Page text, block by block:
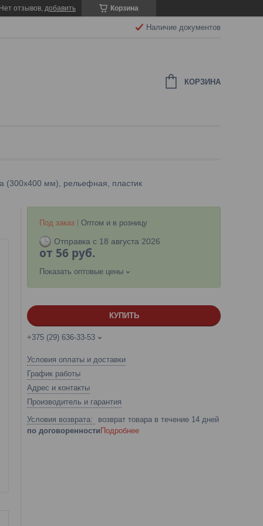
Корзина
отзывов, добавить
Наличие документов
КОРЗИНА
(300x400 мм), рельефная, пластик
Под заказ Оптом и в розницу
Отправка с 18 августа 2026
от 56 руб.
Показать оптовые цены
КУПИТЬ
+375 (29) 636-33-53
Условия оплаты и доставки
График работы
Адрес и контакты
Производитель и гарантия
возврат товара в течение 14 дней
по договоренности Подробнее